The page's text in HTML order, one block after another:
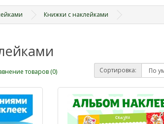
Книжки с наклейками
товаров (0) Сортировка: